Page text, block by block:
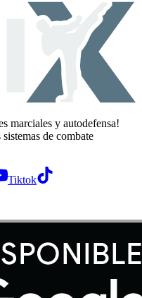
marciales y autodefensa!
de combate
Tiktok